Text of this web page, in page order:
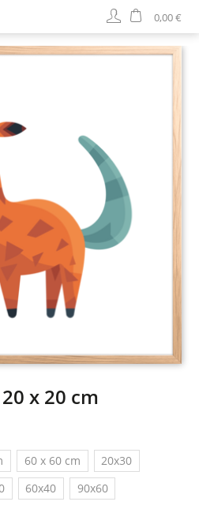
0,00 €
x 20 cm
60 x 60 cm
20x30
60x40 90x60